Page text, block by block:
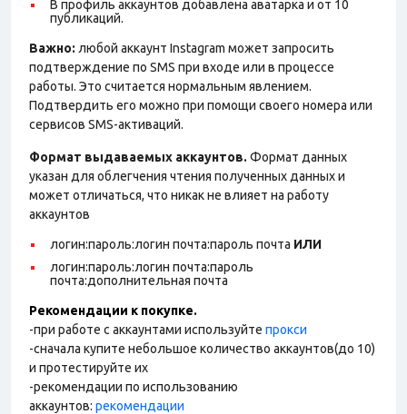
В профиль аккаунтов добавлена аватарка и от 10
публикаций.
Важно: любой аккаунт Instagram может запросить
подтверждение по SMS при входе или в процессе
работы. Это считается нормальным явлением.
Подтвердить его можно при помощи своего номера или
сервисов SMS-активаций.
Формат выдаваемых аккаунтов. Формат данных
указан для облегчения чтения полученных данных и
может отличаться, что никак не влияет на работу
аккаунтов
логин:пароль:логин почта:пароль почта ИЛИ
логин:пароль:логин почта:пароль
почта:дополнительная почта
Рекомендации к покупке.
-при работе с аккаунтами используйте прокси
-сначала купите небольшое количество аккаунтов(до 10)
и протестируйте их
-рекомендации по использованию
аккаунтов: рекомендации